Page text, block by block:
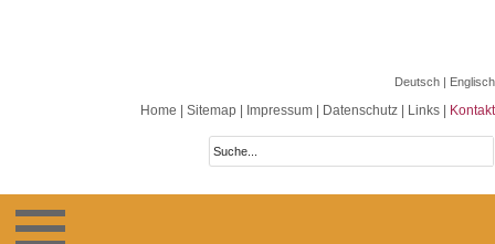
Deutsch | Englisch
Home Sitemap Impressum Datenschutz Links Kontakt